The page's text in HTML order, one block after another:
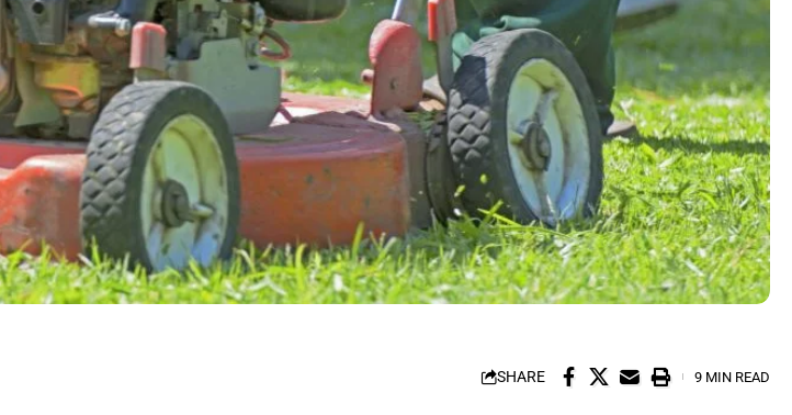
SHARE 9 MIN READ